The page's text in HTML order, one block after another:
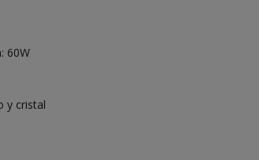
60W
y cristal